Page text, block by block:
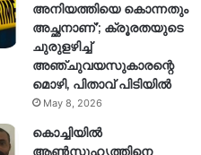
അനിയത്തിയെ കൊന്നതും
അച്ഛനാണ്’; ക്രൂരതയുടെ
ചുരുളഴിച്ച്
അഞ്ചുവയസുകാരന്റെ
മൊഴി, പിതാവ് പിടിയിൽ
May 8, 2026
കൊച്ചിയിൽ
ആൺസുഹൃത്തിനെ